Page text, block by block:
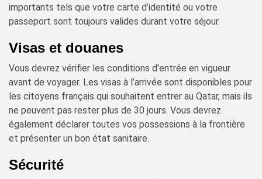
importants tels que votre carte d’identité ou votre
passeport sont toujours valides durant votre séjour.
Visas et douanes
Vous devrez vérifier les conditions d'entrée en vigueur
avant de voyager. Les visas à l’arrivée sont disponibles pour
les citoyens français qui souhaitent entrer au Qatar, mais ils
ne peuvent pas rester plus de 30 jours. Vous devrez
également déclarer toutes vos possessions à la frontière
et présenter un bon état sanitaire.
Sécurité